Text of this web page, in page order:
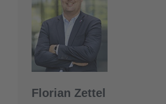
Florian Zettel